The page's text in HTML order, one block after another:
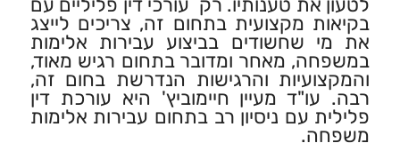
לטעון את טענותיו. רק עורכי דין פליליים עם
בקיאות מקצועית בתחום זה, צריכים לייצג
את מי שחשודים בביצוע עבירות אלימות
במשפחה, מאחר ומדובר בתחום רגיש מאוד,
והמקצועיות והרגישות הנדרשת בחום זה,
רבה. עו"ד מעיין חיימוביץ' היא עורכת דין
פלילית עם ניסיון רב בתחום עבירות אלימות
משפחה.